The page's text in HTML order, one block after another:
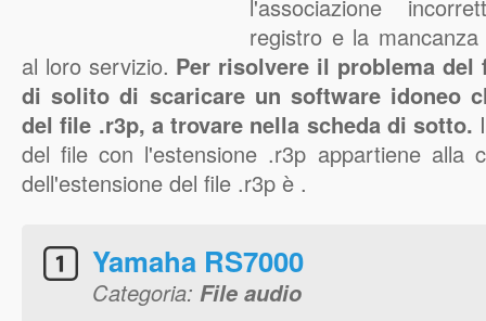
l'associazione
registro e la
al loro servizio. Per risolvere il problema del
di solito di scaricare un software idoneo
del file .r3p, a trovare nella scheda di sotto.
del file con l'estensione .r3p appartiene alla
dell'estensione del file .r3p è .
Yamaha RS7000
Categoria: File audio